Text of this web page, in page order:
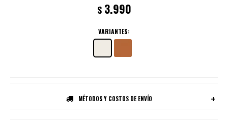
$ 3.990
VARIANTES:
MÉTODOS Y COSTOS DE ENVÍO